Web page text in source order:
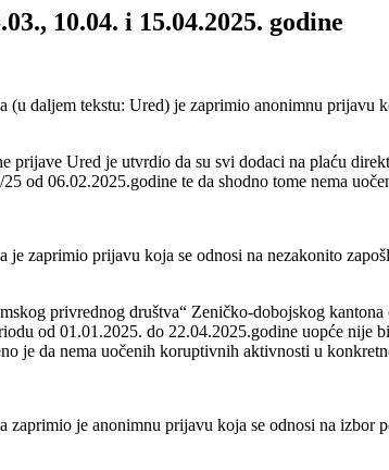
10.04. i 15.04.2025. godine
daljem tekstu: Ured) je zaprimio anonimnu prijavu
Ured je utvrdio da su svi dodaci na plaću
od 06.02.2025.godine te da shodno tome nema
zaprimio prijavu koja se odnosi na nezakonito
privrednog društva“ Zeničko-dobojskog
od 01.01.2025. do 22.04.2025.godine uopće
je da nema uočenih koruptivnih aktivnosti u
je anonimnu prijavu koja se odnosi na izbor